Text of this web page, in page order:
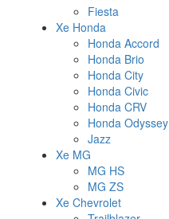
Fiesta
Xe Honda
Honda Accord
Honda Brio
Honda City
Honda Civic
Honda CRV
Honda Odyssey
Jazz
Xe MG
MG HS
MG ZS
Xe Chevrolet